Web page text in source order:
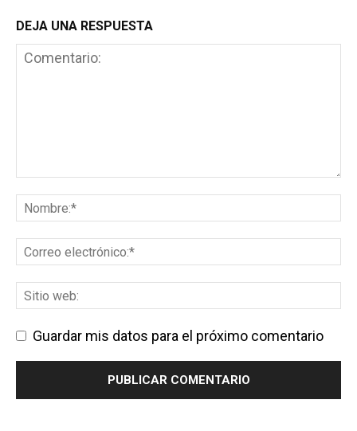
DEJA UNA RESPUESTA
Guardar mis datos para el próximo comentario